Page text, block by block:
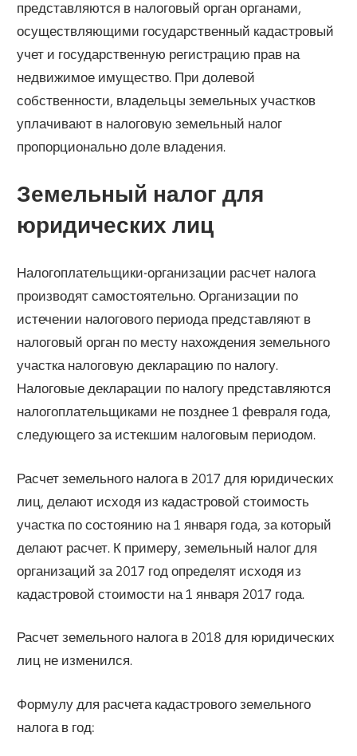
представляются в налоговый орган органами,
осуществляющими государственный кадастровый
учет и государственную регистрацию прав на
недвижимое имущество. При долевой
собственности, владельцы земельных участков
уплачивают в налоговую земельный налог
пропорционально доле владения.
Земельный налог для
юридических лиц
Налогоплательщики-организации расчет налога
производят самостоятельно. Организации по
истечении налогового периода представляют в
налоговый орган по месту нахождения земельного
участка налоговую декларацию по налогу.
Налоговые декларации по налогу представляются
налогоплательщиками не позднее 1 февраля года,
следующего за истекшим налоговым периодом.
Расчет земельного налога в 2017 для юридических
лиц, делают исходя из кадастровой стоимость
участка по состоянию на 1 января года, за который
делают расчет. К примеру, земельный налог для
организаций за 2017 год определят исходя из
кадастровой стоимости на 1 января 2017 года.
Расчет земельного налога в 2018 для юридических
лиц не изменился.
Формулу для расчета кадастрового земельного
налога в год: